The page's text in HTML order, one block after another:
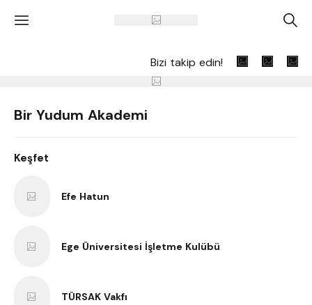
' A
Bizi takip edin!
Bir Yudum Akademi
Keşfet
Efe Hatun
Ege Üniversitesi İşletme Kulübü
TÜRSAK Vakfı